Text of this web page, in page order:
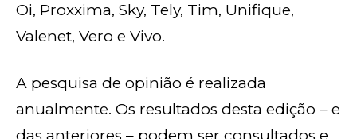
Oi, Proxxima, Sky, Tely, Tim, Unifique,
Valenet, Vero e Vivo.
A pesquisa de opinião é realizada
anualmente. Os resultados desta edição – e